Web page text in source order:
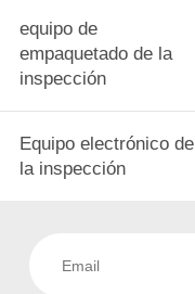
equipo de
empaquetado de la
inspección
Equipo electrónico de
la inspección